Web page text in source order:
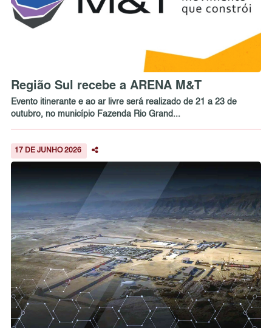
Região Sul recebe a ARENA M&T
Evento itinerante e ao ar livre será realizado de 21 a 23 de
outubro, no município Fazenda Rio Grand...
17 DE JUNHO 2026